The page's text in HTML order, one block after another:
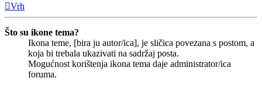
Vrh
Što su ikone tema?
Ikona teme, [bira ju autor/ica], je sličica povezana s postom, a
koja bi trebala ukazivati na sadržaj posta.
Mogućnost korištenja ikona tema daje administrator/ica
foruma.